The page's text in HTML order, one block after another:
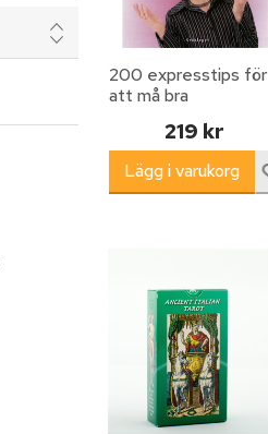
200 expresstips för
att må bra
219 kr